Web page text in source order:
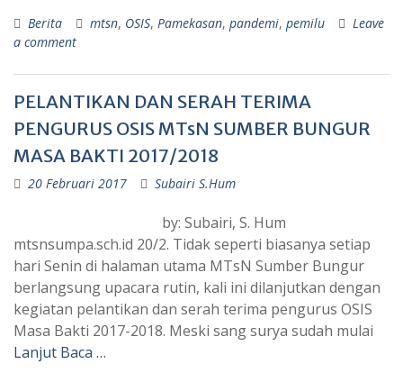
Berita mtsn, OSIS, Pamekasan, pandemi, pemilu
Leave
a comment
PELANTIKAN DAN SERAH TERIMA
PENGURUS OSIS MTsN SUMBER BUNGUR
MASA BAKTI 2017/2018
20 Februari 2017 Subairi S.Hum
by: Subairi, S. Hum
mtsnsumpa.sch.id 20/2. Tidak seperti biasanya setiap
hari Senin di halaman utama MTsN Sumber Bungur
berlangsung upacara rutin, kali ini dilanjutkan dengan
kegiatan pelantikan dan serah terima pengurus OSIS
Masa Bakti 2017-2018. Meski sang surya sudah mulai
Lanjut Baca …